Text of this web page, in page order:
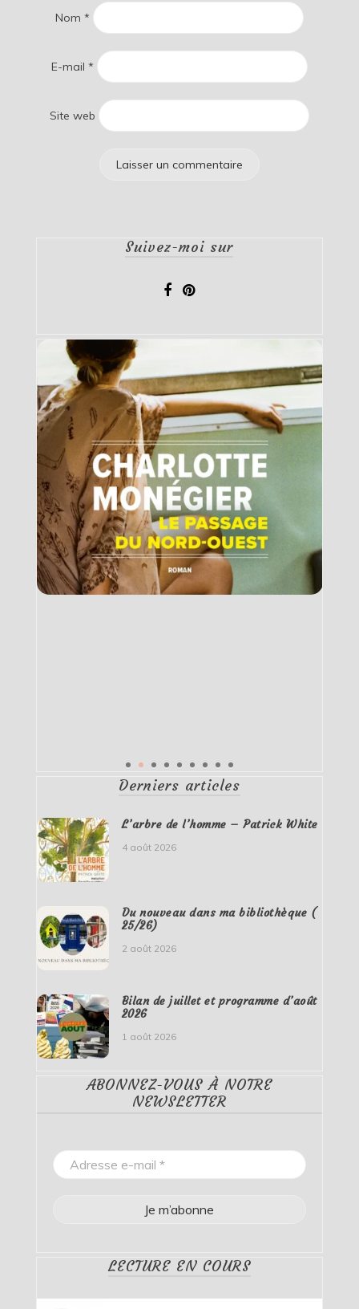
Nom *
E-mail *
Site web
Suivez-moi sur
Derniers articles
L’arbre de l’homme – Patrick White
4 août 2026
Du nouveau dans ma bibliothèque (
25/26)
2 août 2026
Bilan de juillet et programme d’août
2026
1 août 2026
ABONNEZ-VOUS À NOTRE
NEWSLETTER
LECTURE EN COURS